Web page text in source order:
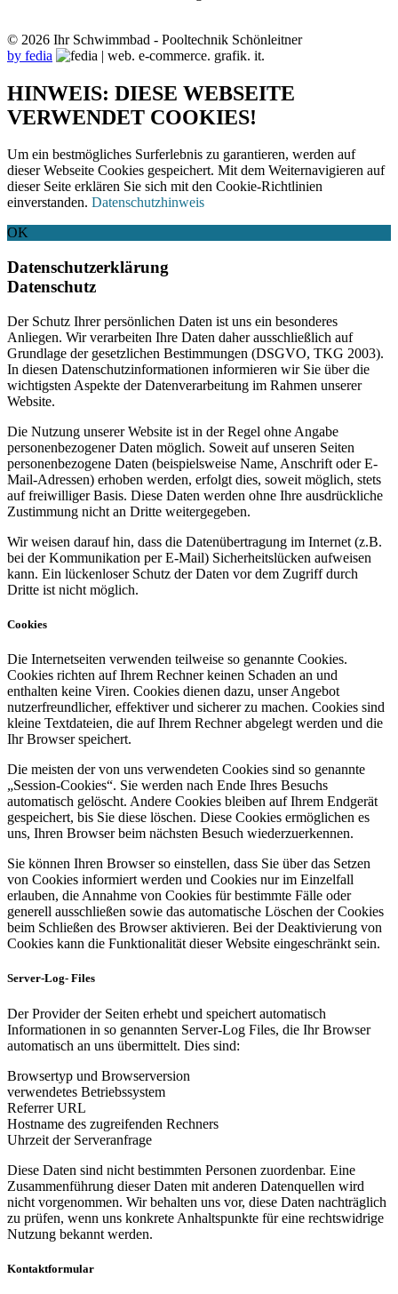
© 2026 Ihr Schwimmbad - Pooltechnik Schönleitner
by fedia
HINWEIS: DIESE WEBSEITE
VERWENDET COOKIES!
Um ein bestmögliches Surferlebnis zu garantieren, werden auf
dieser Webseite Cookies gespeichert. Mit dem Weiternavigieren auf
dieser Seite erklären Sie sich mit den Cookie-Richtlinien
einverstanden. Datenschutzhinweis
OK
Datenschutzerklärung
Datenschutz
Der Schutz Ihrer persönlichen Daten ist uns ein besonderes
Anliegen. Wir verarbeiten Ihre Daten daher ausschließlich auf
Grundlage der gesetzlichen Bestimmungen (DSGVO, TKG 2003).
In diesen Datenschutzinformationen informieren wir Sie über die
wichtigsten Aspekte der Datenverarbeitung im Rahmen unserer
Website.
Die Nutzung unserer Website ist in der Regel ohne Angabe
personenbezogener Daten möglich. Soweit auf unseren Seiten
personenbezogene Daten (beispielsweise Name, Anschrift oder E-
Mail-Adressen) erhoben werden, erfolgt dies, soweit möglich, stets
auf freiwilliger Basis. Diese Daten werden ohne Ihre ausdrückliche
Zustimmung nicht an Dritte weitergegeben.
Wir weisen darauf hin, dass die Datenübertragung im Internet (z.B.
bei der Kommunikation per E-Mail) Sicherheitslücken aufweisen
kann. Ein lückenloser Schutz der Daten vor dem Zugriff durch
Dritte ist nicht möglich.
Cookies
Die Internetseiten verwenden teilweise so genannte Cookies.
Cookies richten auf Ihrem Rechner keinen Schaden an und
enthalten keine Viren. Cookies dienen dazu, unser Angebot
nutzerfreundlicher, effektiver und sicherer zu machen. Cookies sind
kleine Textdateien, die auf Ihrem Rechner abgelegt werden und die
Ihr Browser speichert.
Die meisten der von uns verwendeten Cookies sind so genannte
„Session-Cookies“. Sie werden nach Ende Ihres Besuchs
automatisch gelöscht. Andere Cookies bleiben auf Ihrem Endgerät
gespeichert, bis Sie diese löschen. Diese Cookies ermöglichen es
uns, Ihren Browser beim nächsten Besuch wiederzuerkennen.
Sie können Ihren Browser so einstellen, dass Sie über das Setzen
von Cookies informiert werden und Cookies nur im Einzelfall
erlauben, die Annahme von Cookies für bestimmte Fälle oder
generell ausschließen sowie das automatische Löschen der Cookies
beim Schließen des Browser aktivieren. Bei der Deaktivierung von
Cookies kann die Funktionalität dieser Website eingeschränkt sein.
Server-Log- Files
Der Provider der Seiten erhebt und speichert automatisch
Informationen in so genannten Server-Log Files, die Ihr Browser
automatisch an uns übermittelt. Dies sind:
Browsertyp und Browserversion
verwendetes Betriebssystem
Referrer URL
Hostname des zugreifenden Rechners
Uhrzeit der Serveranfrage
Diese Daten sind nicht bestimmten Personen zuordenbar. Eine
Zusammenführung dieser Daten mit anderen Datenquellen wird
nicht vorgenommen. Wir behalten uns vor, diese Daten nachträglich
zu prüfen, wenn uns konkrete Anhaltspunkte für eine rechtswidrige
Nutzung bekannt werden.
Kontaktformular